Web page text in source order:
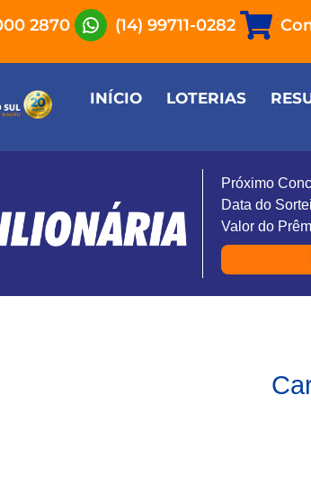
2870 (14) 99711-0282
INÍCIO LOTERIAS
Próximo
Data do
Valor do